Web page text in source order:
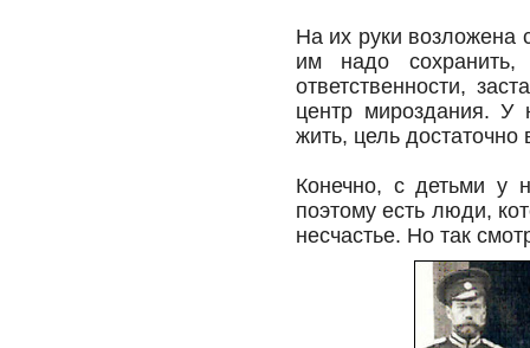
На их руки возложена
им надо
ответственности,
центр мироздания. У
жить, цель
Конечно, с детьми у
поэтому есть люди,
несчастье. Но так